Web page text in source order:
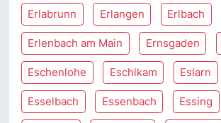
Erlabrunn Erlangen Erlbach
Erlenbach am Main Ernsgaden
Eschenlohe Eschlkam Eslarn
Esselbach Essenbach Essing